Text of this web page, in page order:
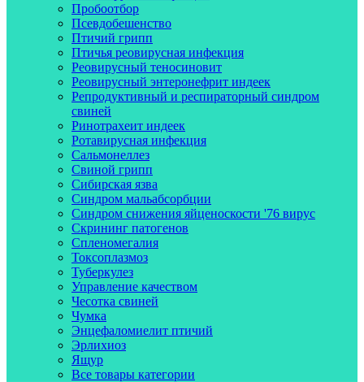
Пробоотбор
Псевдобешенство
Птичий грипп
Птичья реовирусная инфекция
Реовирусный теносиновит
Реовирусный энтеронефрит индеек
Репродуктивный и респираторный синдром
свиней
Ринотрахеит индеек
Ротавирусная инфекция
Сальмонеллез
Свиной грипп
Сибирская язва
Синдром мальабсорбции
Синдром снижения яйценоскости '76 вирус
Скрининг патогенов
Спленомегалия
Токсоплазмоз
Туберкулез
Управление качеством
Чесотка свиней
Чумка
Энцефаломиелит птичий
Эрлихиоз
Ящур
Все товары категории